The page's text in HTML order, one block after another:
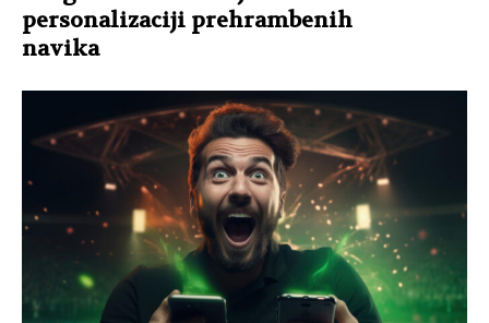
personalizaciji prehrambenih
navika